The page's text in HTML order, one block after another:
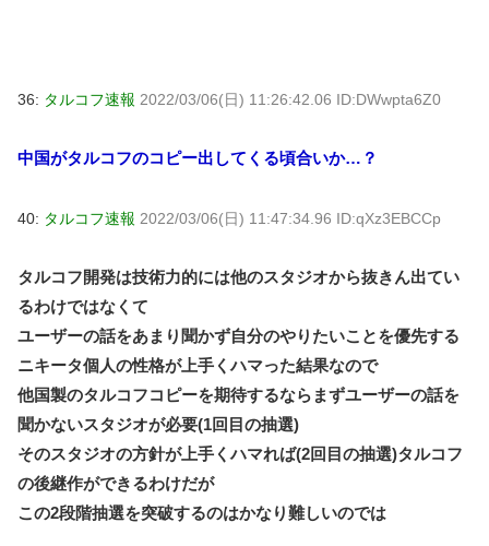
36: タルコフ速報 2022/03/06(日) 11:26:42.06 ID:DWwpta6Z0
中国がタルコフのコピー出してくる頃合いか…？
40: タルコフ速報 2022/03/06(日) 11:47:34.96 ID:qXz3EBCCp
タルコフ開発は技術力的には他のスタジオから抜きん出てい
るわけではなくて
ユーザーの話をあまり聞かず自分のやりたいことを優先する
ニキータ個人の性格が上手くハマった結果なので
他国製のタルコフコピーを期待するならまずユーザーの話を
聞かないスタジオが必要(1回目の抽選)
そのスタジオの方針が上手くハマれば(2回目の抽選)タルコフ
の後継作ができるわけだが
この2段階抽選を突破するのはかなり難しいのでは